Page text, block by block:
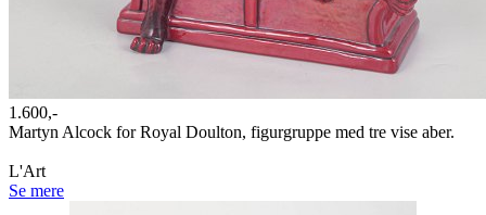
1.600,-
Martyn Alcock for Royal Doulton, figurgruppe med tre vise aber.
L'Art
Se mere